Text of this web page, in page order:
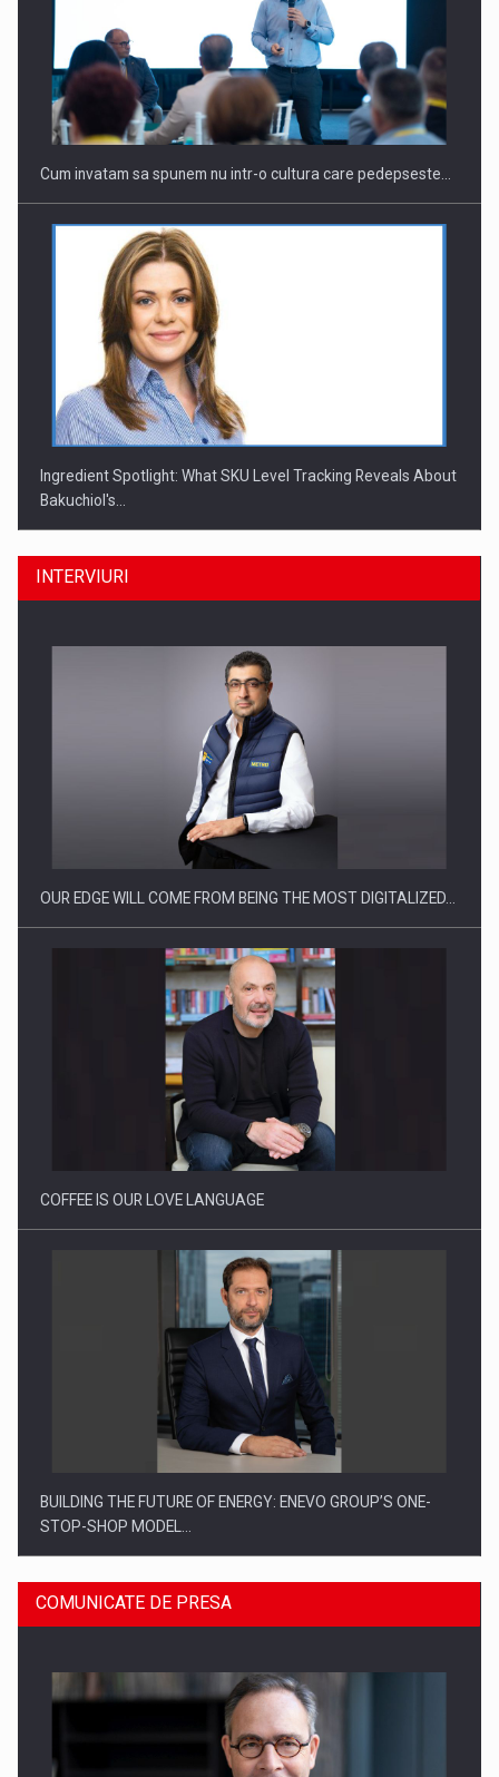
Webinar - Business Evolution-RETHINK STRATEGY-Finantare
Investitii Digitalizare
Cum invatam sa spunem nu intr-o cultura care pedepseste…
Ingredient Spotlight: What SKU Level Tracking Reveals About
Bakuchiol's…
Producatorii si comerciantii care nu se supun noilor
Proteinmaxxing and the Future of Protein Demand
INTERVIURI
OUR EDGE WILL COME FROM BEING THE MOST DIGITALIZED…
COFFEE IS OUR LOVE LANGUAGE
BUILDING THE FUTURE OF ENERGY: ENEVO GROUP’S ONE-
STOP-SHOP MODEL…
COMUNICATE DE PRESA